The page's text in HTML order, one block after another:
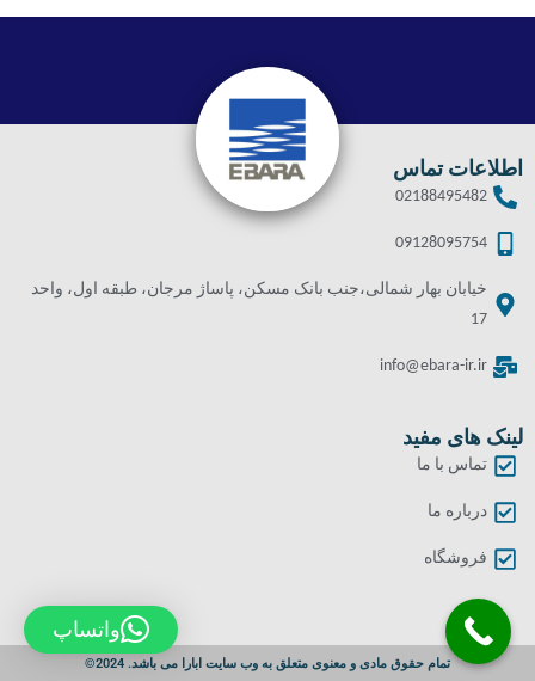
اطلاعات تماس
02188495482
09128095754
خیابان بهار شمالی،جنب بانک مسکن، پاساژ مرجان، طبقه اول، واحد
17
info@ebara-ir.ir
لینک های مفید
تماس با ما
درباره ما
فروشگاه
تمام حقوق مادی و معنوی متعلق به وب سایت ابارا می باشد. 2024©
واتساپ